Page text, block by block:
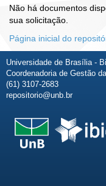
Não há documentos
sua solicitação.
Página inicial do
Universidade de Brasília -
Coordenadoria de Gestão
(61) 3107-2683
repositorio@unb.br